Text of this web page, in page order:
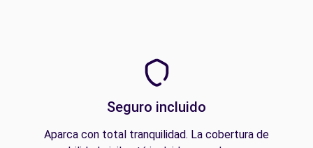
Seguro incluido
Aparca con total tranquilidad. La cobertura de